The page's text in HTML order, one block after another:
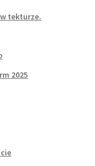
tekturze.
2025